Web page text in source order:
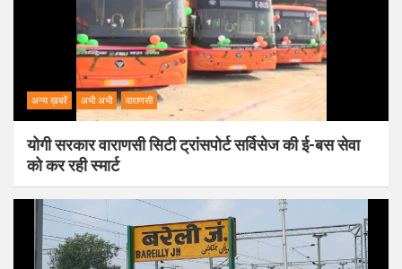
अन्य ख़बरें अभी अभी वाराणसी
योगी सरकार वाराणसी सिटी ट्रांसपोर्ट सर्विसेज की ई-बस सेवा
को कर रही स्मार्ट